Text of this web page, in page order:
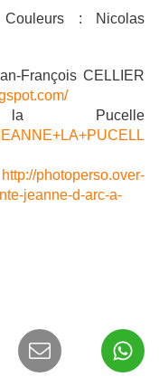
: Nicolas
François CELLIER
Pucelle
http://photoperso.over-
jeanne-d-arc-a-